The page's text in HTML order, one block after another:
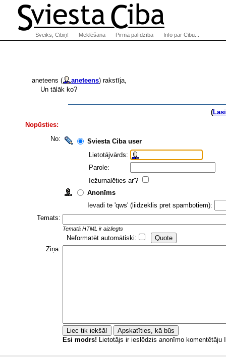
aneteens ( aneteens) rakstīja,
Un tālāk ko?
(
Nopūsties:
No:
Sviesta Ciba user
Lietotājvārds:
Parole:
Iežurnalēties ar'?
Anonīms
Ievadi te 'qws' (liidzeklis pret spambotiem):
Temats:
Tematā HTML ir aizliegts
Neformatēt automātiski:
Ziņa:
Esi modrs! Lietotājs ir ieslēdzis anonīmo komentētāju
Sveiks, Cibiņ! Meklēšana Pirmā palīdzība Info par Cibu...